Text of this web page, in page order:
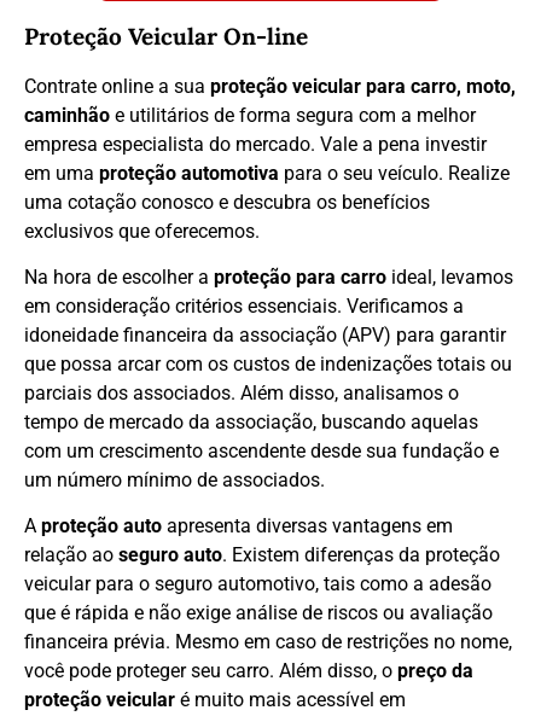
Proteção Veicular On-line
Contrate online a sua proteção veicular para carro, moto,
caminhão e utilitários de forma segura com a melhor
empresa especialista do mercado. Vale a pena investir
em uma proteção automotiva para o seu veículo. Realize
uma cotação conosco e descubra os benefícios
exclusivos que oferecemos.
Na hora de escolher a proteção para carro ideal, levamos
em consideração critérios essenciais. Verificamos a
idoneidade financeira da associação (APV) para garantir
que possa arcar com os custos de indenizações totais ou
parciais dos associados. Além disso, analisamos o
tempo de mercado da associação, buscando aquelas
com um crescimento ascendente desde sua fundação e
um número mínimo de associados.
A proteção auto apresenta diversas vantagens em
relação ao seguro auto. Existem diferenças da proteção
veicular para o seguro automotivo, tais como a adesão
que é rápida e não exige análise de riscos ou avaliação
financeira prévia. Mesmo em caso de restrições no nome,
você pode proteger seu carro. Além disso, o preço da
proteção veicular é muito mais acessível em